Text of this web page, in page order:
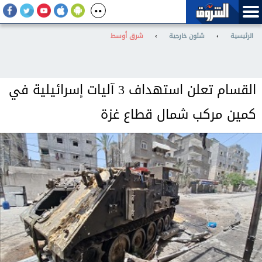
الرئيسية › شئون خارجية › شرق أوسط
القسام تعلن استهداف 3 آليات إسرائيلية في
كمين مركب شمال قطاع غزة